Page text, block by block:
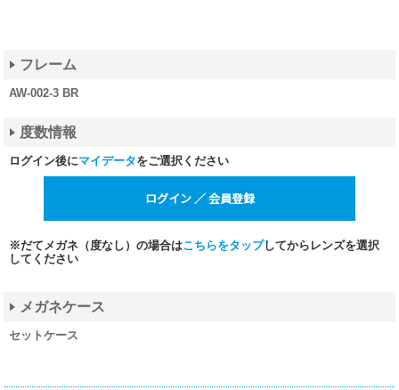
フレーム
AW-002-3 BR
度数情報
ログイン後にマイデータをご選択ください
※だてメガネ（度なし）の場合はこちらをタップしてからレンズを選択
してください
メガネケース
セットケース